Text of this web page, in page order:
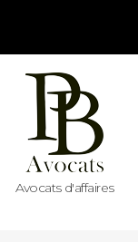
Avocats d'affaires